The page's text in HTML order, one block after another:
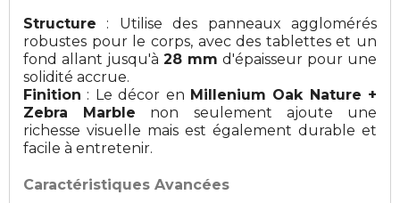
Structure : Utilise des panneaux agglomérés
robustes pour le corps, avec des tablettes et un
fond allant jusqu'à 28 mm d'épaisseur pour une
solidité accrue.
Finition : Le décor en Millenium Oak Nature +
Zebra Marble non seulement ajoute une
richesse visuelle mais est également durable et
facile à entretenir.
Caractéristiques Avancées